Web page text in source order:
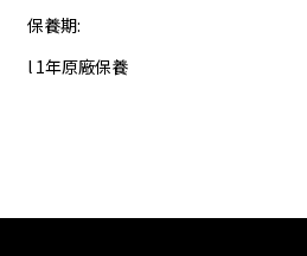
保養期:
l 1年原廠保養